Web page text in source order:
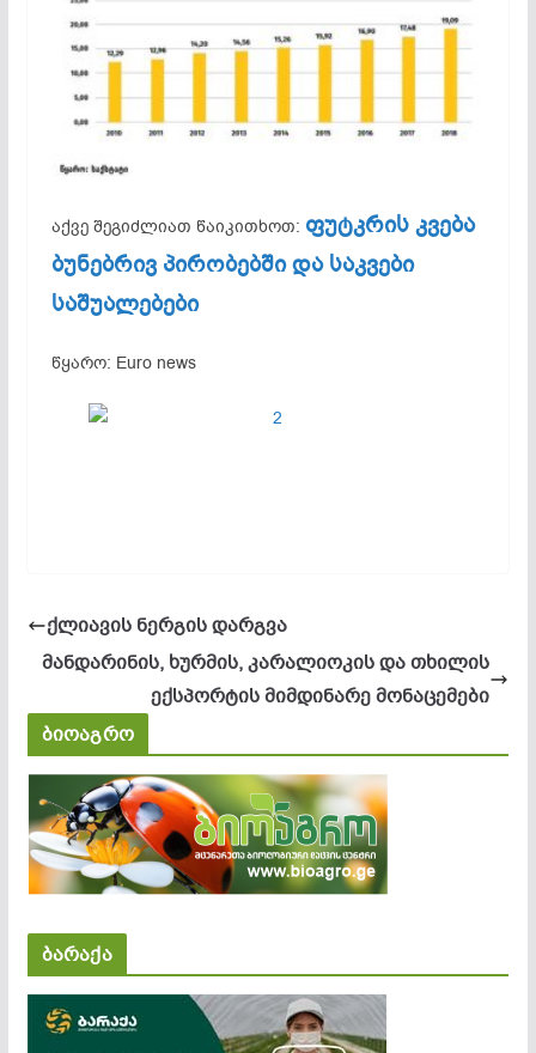
აქვე შეგიძლიათ წაიკითხოთ: ფუტკრის კვება
ბუნებრივ პირობებში და საკვები
საშუალებები
წყარო: Euro news
ქლიავის ნერგის დარგვა
მანდარინის, ხურმის, კარალიოკის და თხილის
ექსპორტის მიმდინარე მონაცემები
ბიოაგრო
ბარაქა